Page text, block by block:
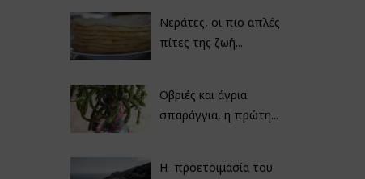
Νεράτες, οι πιο απλές
πίτες της ζωή...
Οβριές και άγρια
σπαράγγια, η πρώτη...
Η προετοιμασία του